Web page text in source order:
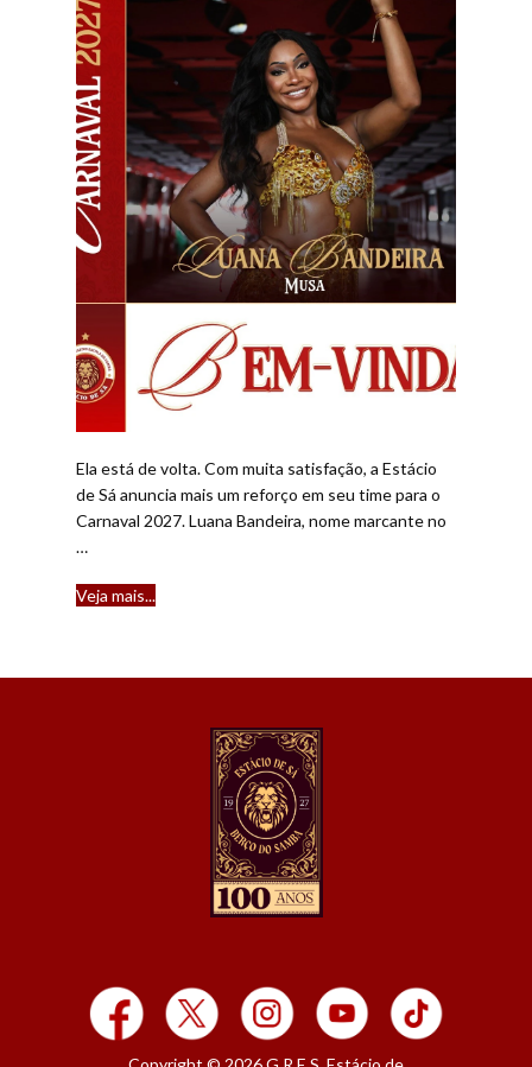
Ela está de volta. Com muita satisfação, a Estácio
de Sá anuncia mais um reforço em seu time para o
Carnaval 2027. Luana Bandeira, nome marcante no
…
Veja mais...​